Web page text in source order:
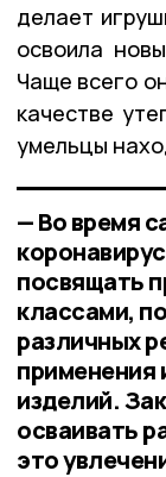
делает
освоила
Чаще всего
качестве
умельцы
— Во время
посвящать
классами,
различных
применения
изделий.
осваивать
это